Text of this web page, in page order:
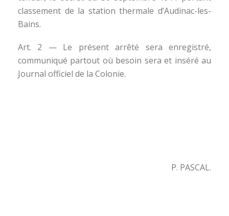
classement de la station thermale d’Audinac-les-
Bains.
Art. 2 — Le présent arrêté sera enregistré,
communiqué partout où besoin sera et inséré au
Journal officiel de la Colonie.
P. PASCAL.